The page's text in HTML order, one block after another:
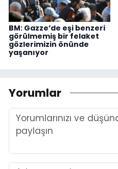
BM: Gazze’de eşi benzeri
görülmemiş bir felaket
gözlerimizin önünde
yaşanıyor
Yorumlar